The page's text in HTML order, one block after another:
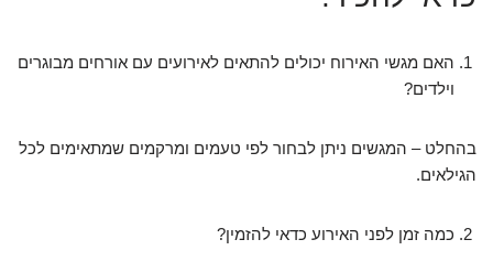
האם מגשי האירוח יכולים להתאים לאירועים עם אורחים מבוגרים
וילדים?
בהחלט – המגשים ניתן לבחור לפי טעמים ומרקמים שמתאימים לכל
הגילאים.
כמה זמן לפני האירוע כדאי להזמין?